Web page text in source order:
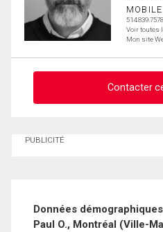
514.839.7578
Voir toutes
Mon site
Contacter
Demander des infos
PUBLICITÉ
Données
Paul O., Montréal (Ville-